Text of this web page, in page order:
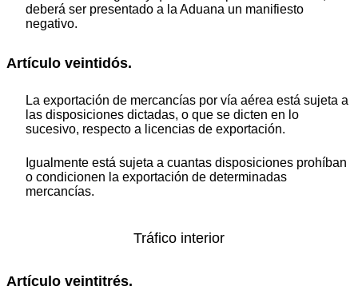
deberá ser presentado a la Aduana un manifiesto
negativo.
Artículo veintidós.
La exportación de mercancías por vía aérea está sujeta a
las disposiciones dictadas, o que se dicten en lo
sucesivo, respecto a licencias de exportación.
Igualmente está sujeta a cuantas disposiciones prohíban
o condicionen la exportación de determinadas
mercancías.
Tráfico interior
Artículo veintitrés.